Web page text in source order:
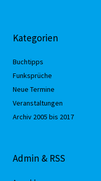
Kategorien
Buchtipps
Funksprüche
Neue Termine
Veranstaltungen
Archiv 2005 bis 2017
Admin & RSS